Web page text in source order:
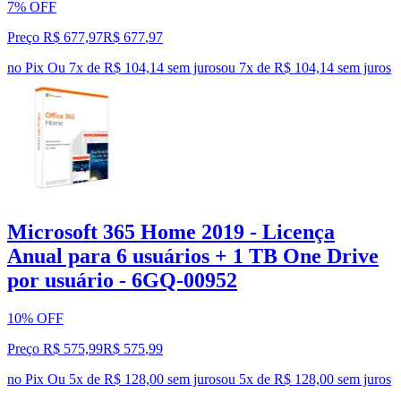
7% OFF
Preço R$ 677,97R$ 677,97
no Pix Ou 7x de R$ 104,14 sem jurosou 7x de R$ 104,14 sem juros
Microsoft 365 Home 2019 - Licença
Anual para 6 usuários + 1 TB One Drive
por usuário - 6GQ-00952
10% OFF
Preço R$ 575,99R$ 575,99
no Pix Ou 5x de R$ 128,00 sem jurosou 5x de R$ 128,00 sem juros